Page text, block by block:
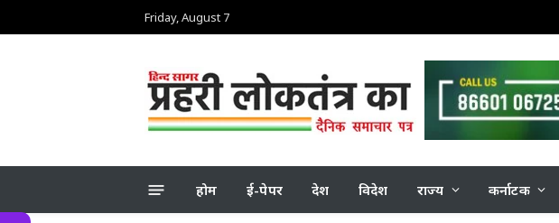
Friday, August 7
होम ई-पेपर देश विदेश राज्य कर्नाटक